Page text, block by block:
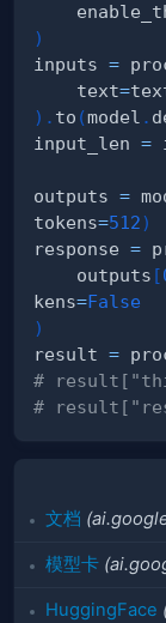
)
inputs =
    text
=
) . to (model .
input_len =
outputs =
tokens=512)
response =
    outputs
[
kens=False
)
result =
#
#
文档
模型卡
HuggingFace